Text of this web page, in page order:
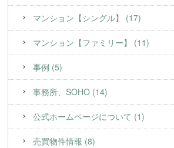
マンション【シングル】 (17)
マンション【ファミリー】 (11)
事例 (5)
事務所、SOHO (14)
公式ホームページについて (1)
売買物件情報 (8)